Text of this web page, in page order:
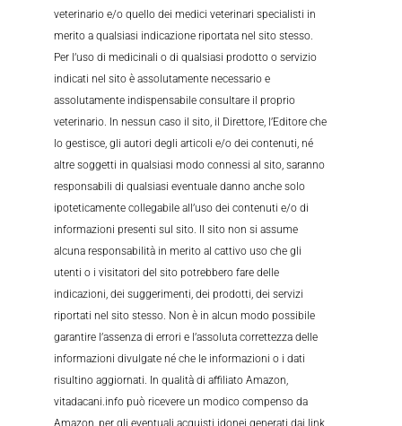
veterinario e/o quello dei medici veterinari specialisti in
merito a qualsiasi indicazione riportata nel sito stesso.
Per l’uso di medicinali o di qualsiasi prodotto o servizio
indicati nel sito è assolutamente necessario e
assolutamente indispensabile consultare il proprio
veterinario. In nessun caso il sito, il Direttore, l’Editore che
lo gestisce, gli autori degli articoli e/o dei contenuti, né
altre soggetti in qualsiasi modo connessi al sito, saranno
responsabili di qualsiasi eventuale danno anche solo
ipoteticamente collegabile all’uso dei contenuti e/o di
informazioni presenti sul sito. Il sito non si assume
alcuna responsabilità in merito al cattivo uso che gli
utenti o i visitatori del sito potrebbero fare delle
indicazioni, dei suggerimenti, dei prodotti, dei servizi
riportati nel sito stesso. Non è in alcun modo possibile
garantire l’assenza di errori e l’assoluta correttezza delle
informazioni divulgate né che le informazioni o i dati
risultino aggiornati. In qualità di affiliato Amazon,
vitadacani.info può ricevere un modico compenso da
Amazon, per gli eventuali acquisti idonei generati dai link